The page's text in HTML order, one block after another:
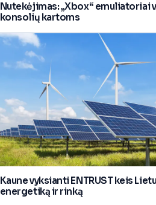
Nutekėjimas: „Xbox“ emuliatoriai
konsolių kartoms
Kaune vyksianti ENTRUST keis
energetiką ir rinką